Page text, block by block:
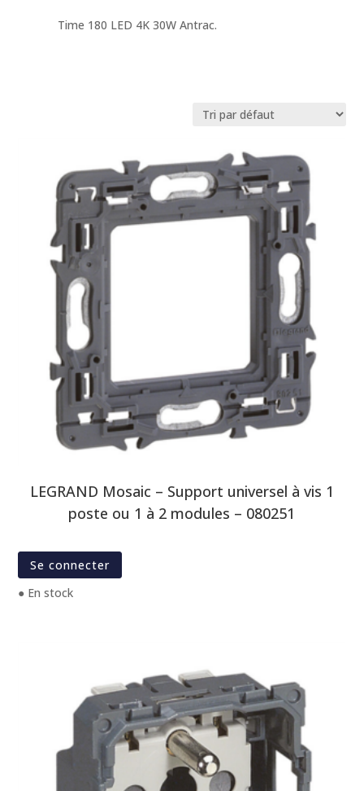
Time 180 LED 4K 30W Antrac.
LEGRAND Mosaic – Support universel à vis 1
poste ou 1 à 2 modules – 080251
Se connecter
● En stock